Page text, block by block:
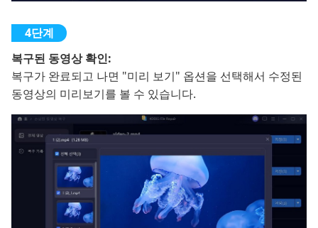
복구된 동영상 확인:
복구가 완료되고 나면 "미리 보기" 옵션을 선택해서 수정된
동영상의 미리보기를 볼 수 있습니다.